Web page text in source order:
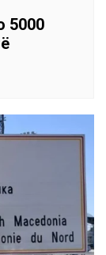
5000